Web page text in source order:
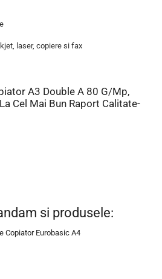
laser, copiere si fax
A3 Double A 80 G/mp,
Cel Mai Bun Raport Calitate-
si produsele: